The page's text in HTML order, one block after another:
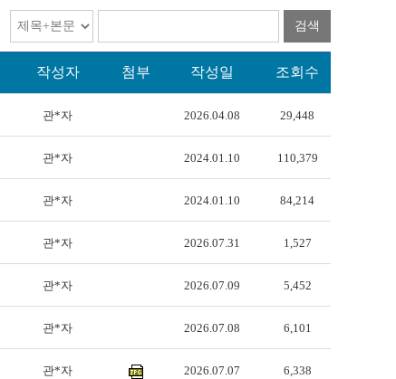
검색
작성자 첨부 작성일 조회수
관*자 2026.04.08 29,448
관*자 2024.01.10 110,379
관*자 2024.01.10 84,214
관*자 2026.07.31 1,527
관*자 2026.07.09 5,452
관*자 2026.07.08 6,101
관*자 2026.07.07 6,338